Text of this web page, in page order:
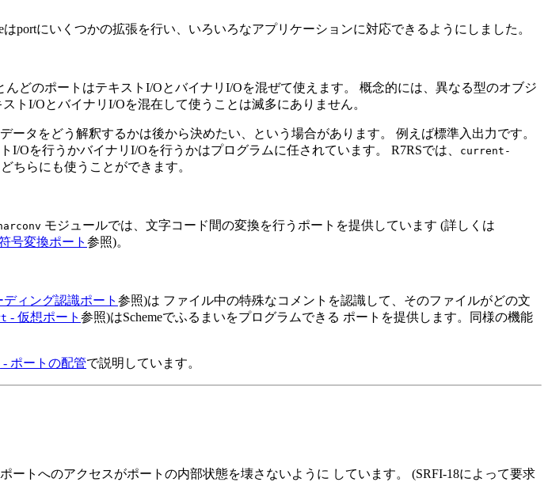
portにいくつかの拡張を行い、いろいろなアプリケーションに対応できるようにしました。
どのポートはテキストI/OとバイナリI/Oを混ぜて使えます。 概念的には、異なる型のオブジ
トI/OとバイナリI/Oを混在して使うことは滅多にありません。
タをどう解釈するかは後から決めたい、という場合があります。 例えば標準入出力です。
Oを行うかバイナリI/Oを行うかはプログラムに任されています。 R7RSでは、
current-
ちらにも使うことができます。
モジュールでは、文字コード間の変換を行うポートを提供しています (詳しくは
号変換ポート 参照)。
ディング認識ポート 参照)は ファイル中の特殊なコメントを認識して、そのファイルがどの文
- 仮想ポート 参照)はSchemeでふるまいをプログラムできる ポートを提供します。同様の機能
- ポートの配管で説明しています。
トへのアクセスがポートの内部状態を壊さないように しています。 (SRFI-18によって要求